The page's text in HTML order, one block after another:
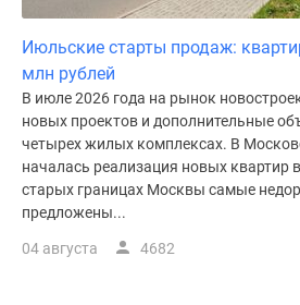
Июльские старты продаж:
млн рублей
В июле 2026 года на рынок
новых проектов и дополнительные
четырех жилых комплексах. В
началась реализация новых квартир
старых границах Москвы самые
предложены...
04 августа 4682